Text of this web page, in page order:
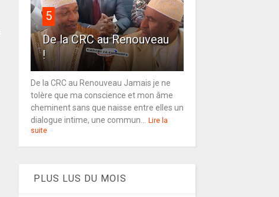
5
De la CRC au Renouveau
!
De la CRC au Renouveau Jamais je ne
tolère que ma conscience et mon âme
cheminent sans que naisse entre elles un
dialogue intime, une commun...
Lire la
suite
PLUS LUS DU MOIS